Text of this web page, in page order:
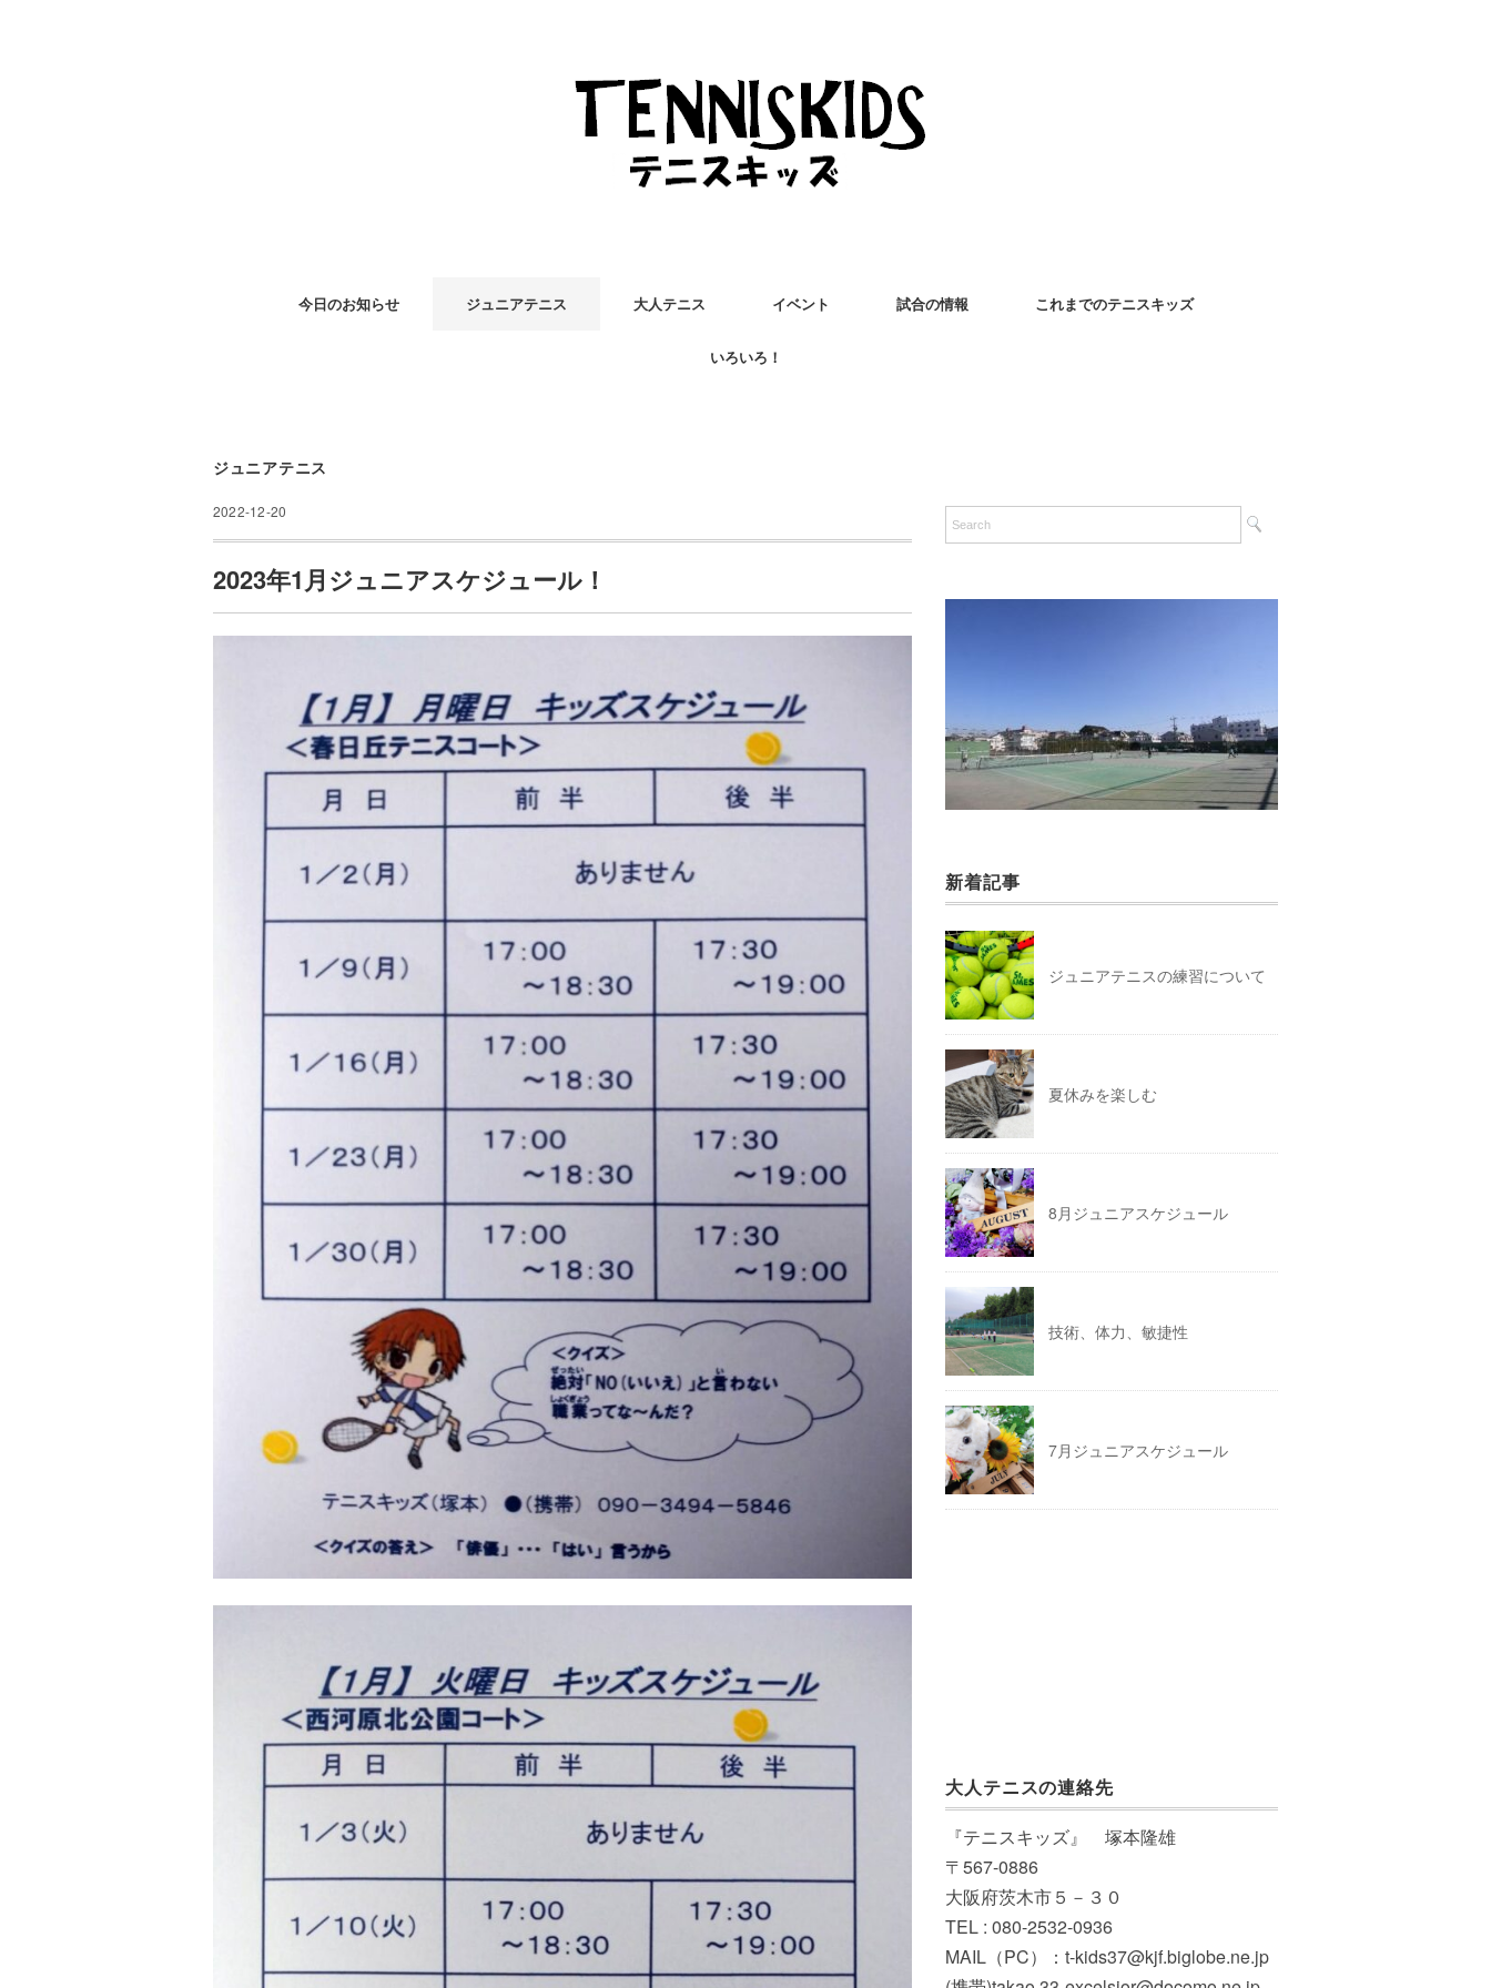
今日のお知らせ ジュニアテニス 大人テニス イベント 試合の情報 これまでのテニスキッズ
いろいろ！
ジュニアテニス
2022-12-20
2023年1月ジュニアスケジュール！
新着記事
ジュニアテニスの練習について
夏休みを楽しむ
8月ジュニアスケジュール
技術、体力、敏捷性
7月ジュニアスケジュール
大人テニスの連絡先
『テニスキッズ』 塚本隆雄
〒567-0886
大阪府茨木市５－３０
TEL : 080-2532-0936
MAIL（PC）：t-kids37@kjf.biglobe.ne.jp